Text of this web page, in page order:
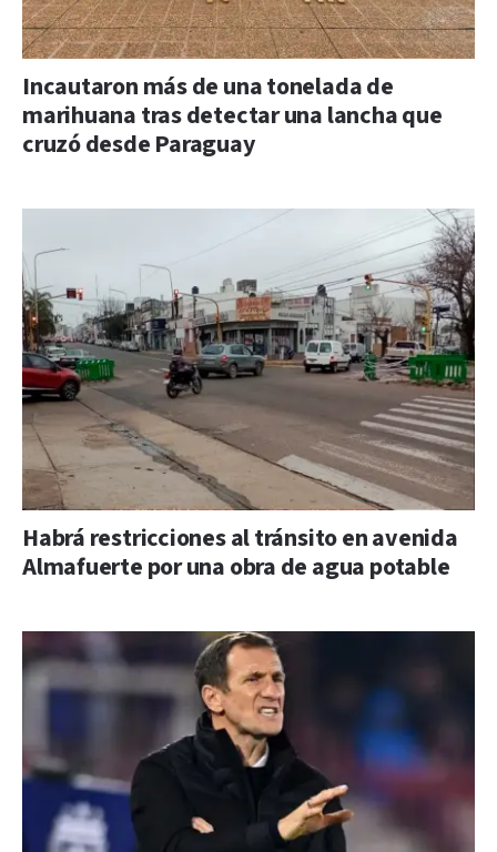
Incautaron más de una tonelada de
marihuana tras detectar una lancha que
cruzó desde Paraguay
Habrá restricciones al tránsito en avenida
Almafuerte por una obra de agua potable